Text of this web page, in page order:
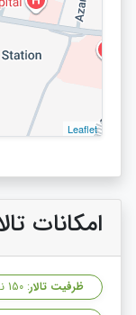
Leaflet
امکانات
ظرفیت تالار: 150 نفر تا 1000 نفر